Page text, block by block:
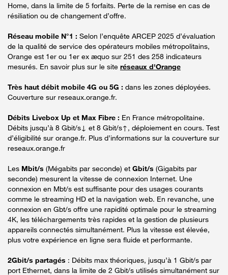
Home, dans la limite de 5 forfaits. Perte de la remise en cas de
résiliation ou de changement d’offre.
Réseau mobile N°1 : Selon l’enquête ARCEP 2025 d’évaluation
de la qualité de service des opérateurs mobiles métropolitains,
Orange est 1er ou 1er ex æquo sur 251 des 258 indicateurs
mesurés. En savoir plus sur le site réseaux d'Orange
Très haut débit mobile 4G ou 5G : dans les zones déployées.
Couverture sur reseaux.orange.fr.
Débits Livebox Up et Max Fibre : En France métropolitaine.
Débits jusqu’à 8 Gbit/s↓ et 8 Gbit/s↑, déploiement en cours. Test
d’éligibilité sur orange.fr. Plus d’informations sur la couverture sur
reseaux.orange.fr
Les Mbit/s (Mégabits par seconde) et Gbit/s (Gigabits par
seconde) mesurent la vitesse de connexion Internet. Une
connexion en Mbt/s est suffisante pour des usages courants
comme le streaming HD et la navigation web. En revanche, une
connexion en Gbt/s offre une rapidité optimale pour le streaming
4K, les téléchargements très rapides et la gestion de plusieurs
appareils connectés simultanément. Plus la vitesse est élevée,
plus votre expérience en ligne sera fluide et performante.
2Gbit/s partagés : Débits max théoriques, jusqu’à 1 Gbit/s par
port Ethernet, dans la limite de 2 Gbit/s utilisés simultanément sur